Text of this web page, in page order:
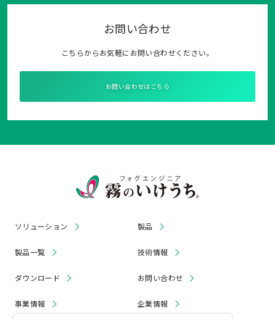
お問い合わせ
こちらからお気軽にお問い合わせください。
お問い合わせはこちら
ソリューション 製品
製品一覧 技術情報
ダウンロード お問い合わせ
事業情報 企業情報